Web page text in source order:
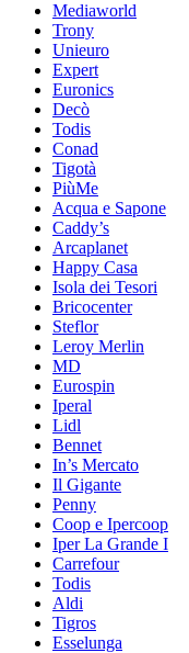
Mediaworld
Trony
Unieuro
Expert
Euronics
Decò
Todis
Conad
Tigotà
PiùMe
Acqua e Sapone
Caddy’s
Arcaplanet
Happy Casa
Isola dei Tesori
Bricocenter
Steflor
Leroy Merlin
MD
Eurospin
Iperal
Lidl
Bennet
In’s Mercato
Il Gigante
Penny
Coop e Ipercoop
Iper La Grande I
Carrefour
Todis
Aldi
Tigros
Esselunga